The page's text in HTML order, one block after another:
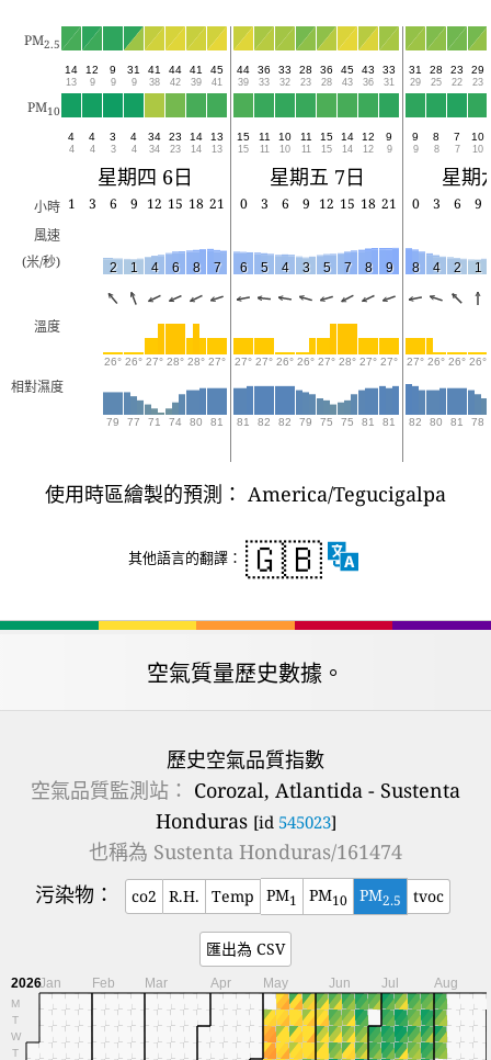
PM2.5
14
13
12
9
9
9
31
9
41
38
44
42
41
39
45
41
44
39
36
33
33
32
28
23
36
28
45
43
43
36
33
31
31
29
28
25
23
22
29
23
PM10
4
4
4
4
3
3
4
4
34
34
23
23
14
14
13
13
15
15
11
11
10
10
11
11
15
15
14
14
12
12
9
9
9
9
8
8
7
7
10
10
星期四 6日 星期五 7日 星期
小時 1 3 6 9 12 15 18 21 0 3 6 9 12 15 18 21 0 3 6
9
風速
(米/秒)
2 1 4 6 8 7 6 5 4 3 5 7 8 9 8 4 2 1
溫度
26° 26° 27° 28° 28° 27° 27° 27° 26° 26° 27° 28° 27° 27° 27° 26° 26° 26°
相對濕度
79 77 71 74 80 81 81 82 82 79 75 75 81 81 82 80 81 78
使用時區繪製的預測： America/Tegucigalpa
其他語言的翻譯： 🇬🇧
空氣質量歷史數據。
歷史空氣品質指數
空氣品質監測站： Corozal, Atlantida - Sustenta
Honduras [id 545023]
也稱為 Sustenta Honduras/161474
污染物：
co2 R.H. Temp PM1 PM10 PM2.5 tvoc
匯出為 CSV
2026
M
T
W
T
Jan Feb Mar Apr May Jun Jul Aug